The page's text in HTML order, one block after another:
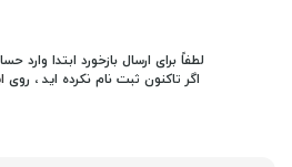
لطفاً برای ارسال بازخورد ابتدا وارد
اگر تاکنون ثبت نام نکرده اید ، روی